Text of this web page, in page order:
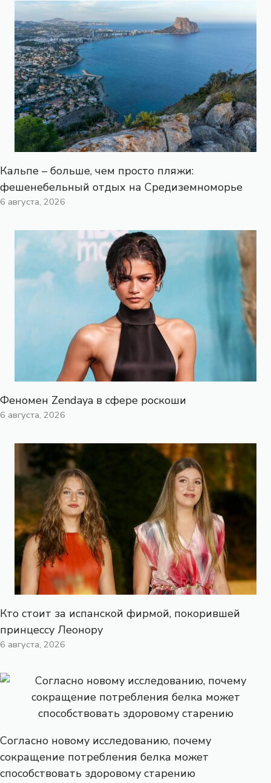
Кальпе – больше, чем просто пляжи:
фешенебельный отдых на Средиземноморье
6 августа, 2026
Феномен Zendaya в сфере роскоши
6 августа, 2026
Кто стоит за испанской фирмой, покорившей
принцессу Леонору
6 августа, 2026
Согласно новому исследованию, почему
сокращение потребления белка может
способствовать здоровому старению